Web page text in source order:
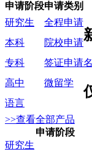
申请阶段申请类别
研究生
全程申请
本科
院校申请
专科
签证申请
高中
微留学
语言
>>查看全部产品
申请阶段
研究生